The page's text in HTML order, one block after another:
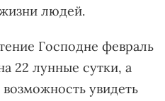
людей.
Господне февраль
22 лунные сутки, а
увидеть